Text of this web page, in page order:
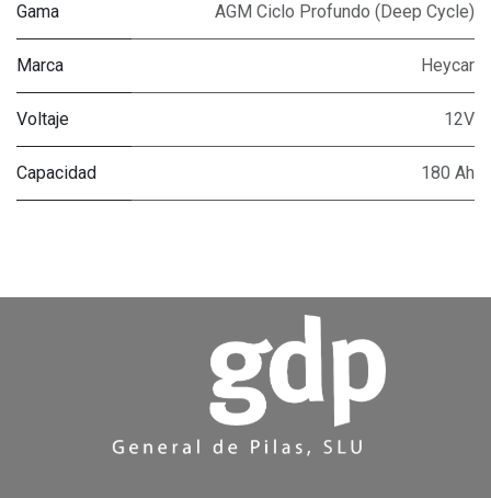
Gama AGM Ciclo Profundo (Deep Cycle)
Marca Heycar
Voltaje 12V
Capacidad 180 Ah